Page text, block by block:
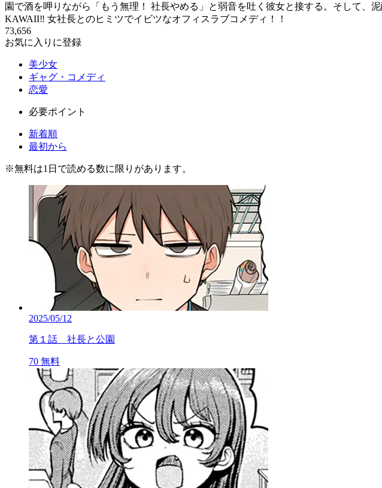
園で酒を呷りながら「もう無理！ 社長やめる」と弱音を吐く彼女と接する。そして
KAWAII‼ 女社長とのヒミツでイビツなオフィスラブコメディ！！
73,656
お気に入りに登録
美少女
ギャグ・コメディ
恋愛
必要ポイント
新着順
最初から
※無料は1日で読める数に限りがあります。
2025/05/12
第１話 社長と公園
70 無料